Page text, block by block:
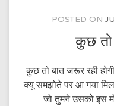
POSTED ON
कुछ
कुछ तो बात जरूर रही होगी
क्यू समझोते पर आ गया
जो तुमने उसको इस